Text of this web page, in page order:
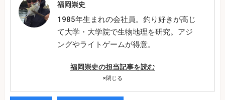
福岡崇史
1985年生まれの会社員。釣り好きが高じ
て大学・大学院で生物地理を研究。アジ
ングやライトゲームが得意。
福岡崇史の担当記事を読む
×閉じる